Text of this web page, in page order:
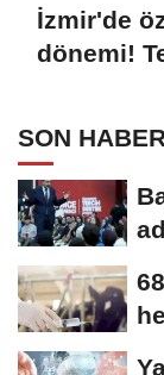
İzmir'de
dönemi!
SON